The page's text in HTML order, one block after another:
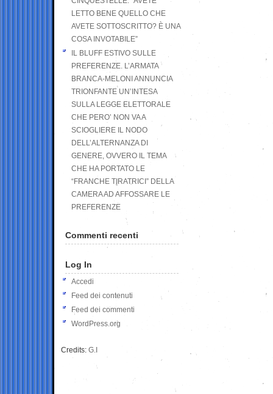
LETTO BENE QUELLO CHE
AVETE SOTTOSCRITTO? È UNA
COSA INVOTABILE”
IL BLUFF ESTIVO SULLE
PREFERENZE. L’ARMATA
BRANCA-MELONI ANNUNCIA
TRIONFANTE UN’INTESA
SULLA LEGGE ELETTORALE
CHE PERO’ NON VA A
SCIOGLIERE IL NODO
DELL’ALTERNANZA DI
GENERE, OVVERO IL TEMA
CHE HA PORTATO LE
“FRANCHE TIRATRICI” DELLA
CAMERA AD AFFOSSARE LE
PREFERENZE
Commenti recenti
Log In
Accedi
Feed dei contenuti
Feed dei commenti
WordPress.org
Credits: G.I